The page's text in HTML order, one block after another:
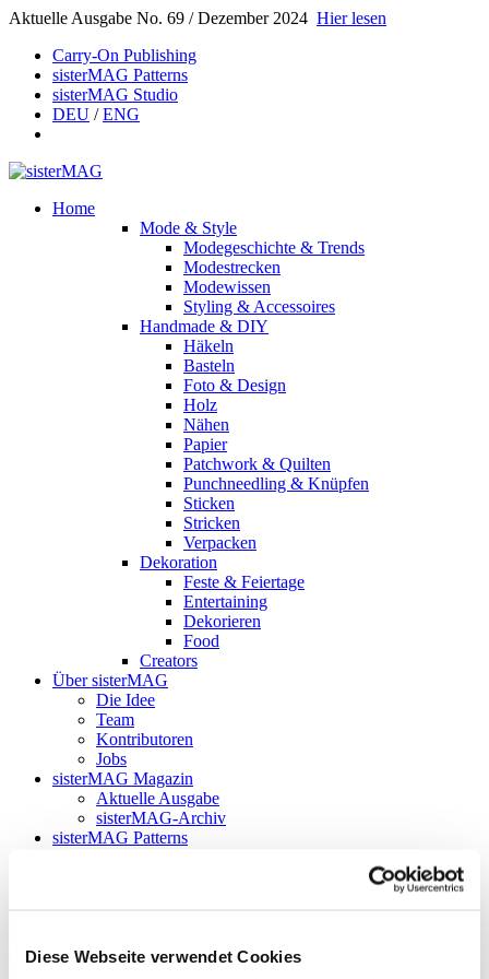
Diese Webseite verwendet Cookies
Aktuelle Ausgabe No. 69 / Dezember 2024 Hier lesen
Carry-On Publishing
sisterMAG Patterns
sisterMAG Studio
DEU /ENG
Home
Mode & Style
Modegeschichte & Trends
Modestrecken
Modewissen
Styling & Accessoires
Handmade & DIY
Häkeln
Basteln
Foto & Design
Holz
Nähen
Papier
Patchwork & Quilten
Punchneedling & Knüpfen
Sticken
Stricken
Verpacken
Dekoration
Feste & Feiertage
Entertaining
Dekorieren
Food
Creators
Über sisterMAG
Die Idee
Team
Kontributoren
Jobs
sisterMAG Magazin
Aktuelle Ausgabe
sisterMAG-Archiv
sisterMAG Patterns
Follow my blog with Bloglovin